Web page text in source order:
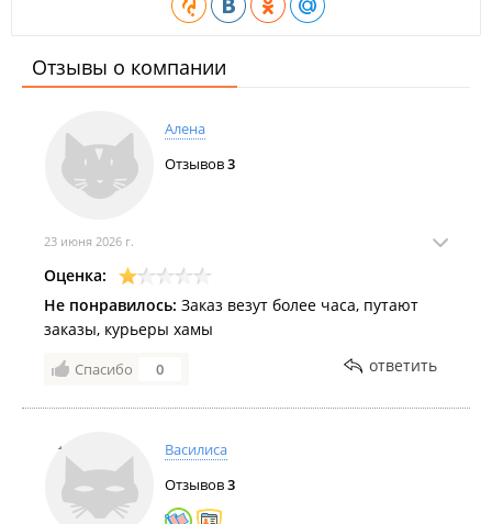
Отзывы о компании
Алена
Отзывов3
23 июня 2026 г.
Оценка:
Не понравилось: Заказ везут более часа, путают
заказы, курьеры хамы
Спасибо 0 ответить
Василиса
Отзывов3